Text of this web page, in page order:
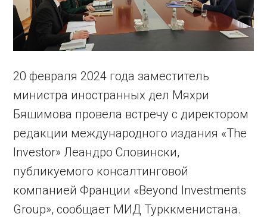
20 февраля 2024 года заместитель
министра иностранных дел Мяхри
Бяшимова провела встречу с директором
редакции международного издания «The
Investor» Леандро Словински,
публикуемого консалтинговой
компанией Франции «Beyond Investments
Group», сообщает МИД Турккменистана.